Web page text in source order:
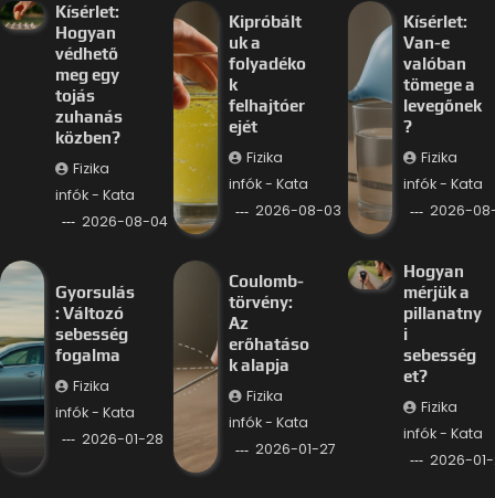
Kísérlet:
Hogyan
védhető
meg egy
tojás
zuhanás
közben?
Fizika
infók - Kata
2026-08-04
Kipróbált
uk a
folyadéko
k
felhajtóer
ejét
Fizika
infók - Kata
2026-08-03
Kísérlet:
Van-e
valóban
tömege a
levegőnek
?
Fizika
infók - Kata
2026-
Gyorsulás
: Változó
sebesség
fogalma
Fizika
infók - Kata
2026-01-28
Coulomb-
törvény:
Az
erőhatáso
k alapja
Fizika
infók - Kata
2026-01-27
Hogyan
mérjük a
pillanatny
i
sebesség
et?
Fizika
infók - Kata
2026-